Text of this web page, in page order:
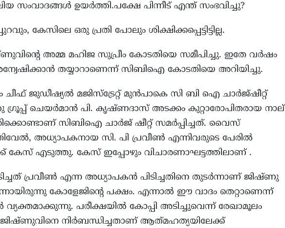
സംവാദങ്ങൾ ഉയർത്തി.പക്ഷേ പിന്നീട് എന്ത് സംഭവിച്ചു?
കേസിലെ ഒരു പ്രതി പോലും ശിക്ഷിക്കപ്പെട്ടിട്ടില്ല.
അമ്മ മഹിജ സുപ്രീം കോടതിയെ സമീപിച്ചു. ഇതേ വർഷം
തയ്യാറാണെന്ന് സിബിഐ കോടതിയെ അറിയിച്ചു.
ജുഡീഷ്യൽ മജിസ്‌ട്രേറ്റ് മുൻപാകെ സി ബി ഐ ചാർജ്ഷീറ്റ്
ഗ്രൂപ്പ് ചെയർമാൻ പി. കൃഷ്ണദാസ് അടക്കം കുറ്റാരോപിതരായ നാല്
സിബിഐ ചാർജ് ഷീറ്റ് സമർപ്പിച്ചത്. വൈസ്
അധ്യാപകനായ സി. പി പ്രവീൺ എന്നിവരുടെ പേരിൽ
കേസ് എടുത്തു. കേസ് ഇപ്പോഴും വിചാരണാഘട്ടത്തിലാണ് .
പ്രവീൺ എന്ന അധ്യാപകൻ പിടിച്ചതിനെ തുടർന്നാണ് ജിഷ്ണു
കോളേജിന്റെ പക്ഷം. എന്നാൽ ഈ വാദം തെറ്റാണെന്ന്
പരീക്ഷയിൽ കോപ്പി അടിച്ചുവെന്ന് രേഖാമൂലം
നിർബന്ധിച്ചതാണ് ആത്‍മഹത്യയിലേക്ക്